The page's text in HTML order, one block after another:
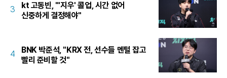
3
kt 고동빈, "'지우' 콜업, 시간 없어
신중하게 결정해야"
4
BNK 박준석, "KRX 전, 선수들 멘털 잡고
빨리 준비할 것"